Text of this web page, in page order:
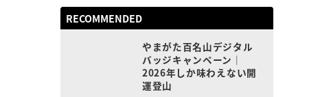
RECOMMENDED
やまがた百名山デジタル
バッジキャンペーン｜
2026年しか味わえない開
運登山